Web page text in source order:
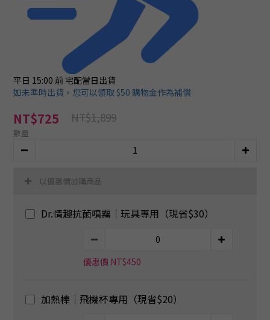
平日 15:00 前 宅配當日出貨
如未準時出貨，您可以領取 $50 購物金作為補償
NT$725 NT$1,899
數量
以優惠價加購商品
Dr.情趣抗菌噴霧｜玩具專用（現省$30）
優惠價 NT$450
加熱棒｜飛機杯專用（現省$20）